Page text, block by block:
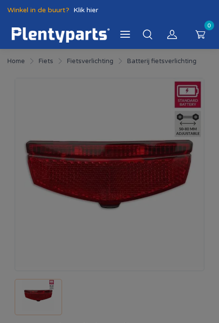
Winkel in de buurt? Klik hier
0
Home Fiets Fietsverlichting Batterij fietsverlichting